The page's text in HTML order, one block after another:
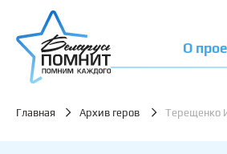
О
Главная Архив геров Терещенко